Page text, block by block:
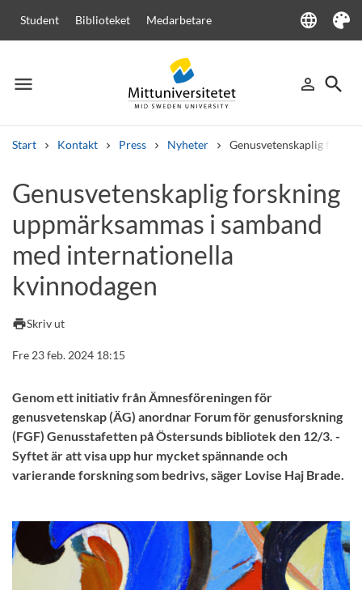
Student Biblioteket Medarbetare language
Language
Tema
menu
Meny person_outline
Logga in
search
Sök
Start Kontakt Press Nyheter Genusvetenskaplig
Andra söktjänster
Kurser och program KursplanerVälkomstbrevPersonal
Lediga jobb
Genusvetenskaplig forskning
uppmärksammas i samband
med internationella
kvinnodagen
printSkriv ut
Fre 23 feb. 2024 18:15
Genom ett initiativ från Ämnesföreningen för
genusvetenskap (ÄG) anordnar Forum för genusforskning
(FGF) Genusstafetten på Östersunds bibliotek den 12/3. -
Syftet är att visa upp hur mycket spännande och
varierande forskning som bedrivs, säger Lovise Haj Brade.